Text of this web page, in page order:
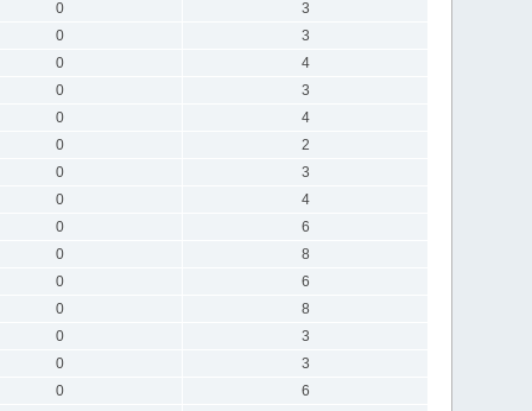
0
3
0
3
0
4
0
3
0
4
0
2
0
3
0
4
0
6
0
8
0
6
0
8
0
3
0
3
0
6